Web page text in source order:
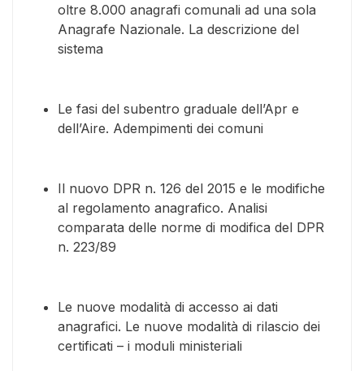
oltre 8.000 anagrafi comunali ad una sola
Anagrafe Nazionale. La descrizione del
sistema
Le fasi del subentro graduale dell’Apr e
dell’Aire. Adempimenti dei comuni
Il nuovo DPR n. 126 del 2015 e le modifiche
al regolamento anagrafico. Analisi
comparata delle norme di modifica del DPR
n. 223/89
Le nuove modalità di accesso ai dati
anagrafici. Le nuove modalità di rilascio dei
certificati – i moduli ministeriali